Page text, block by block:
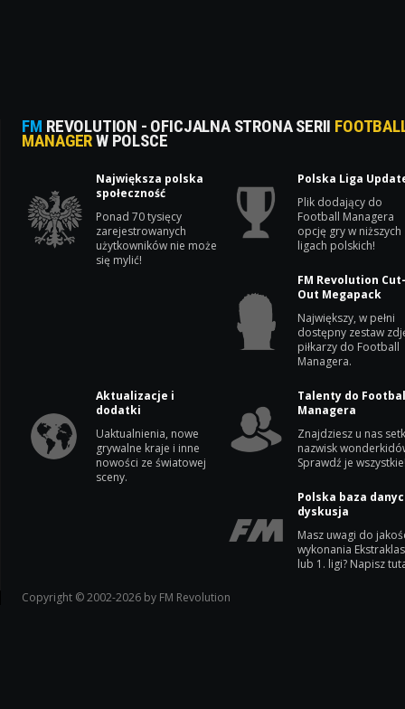
FM REVOLUTION - OFICJALNA STRONA SERII
MANAGERW POLSCE
Największa polska
społeczność
Ponad 70 tysięcy
zarejestrowanych
użytkowników nie może
się mylić!
Polska Liga
Plik dodający do
Football Managera
opcję gry w niższych
ligach polskich!
FM Revolution
Out Megapack
Największy, w pełni
dostępny zestaw
piłkarzy do Football
Managera.
Aktualizacje i
dodatki
Uaktualnienia, nowe
grywalne kraje i inne
nowości ze światowej
sceny.
Talenty do
Managera
Znajdziesz u nas
nazwisk
Sprawdź je
Polska baza
dyskusja
Masz uwagi do
wykonania
lub 1. ligi? Napisz
Copyright © 2002-2026 by FM Revolution